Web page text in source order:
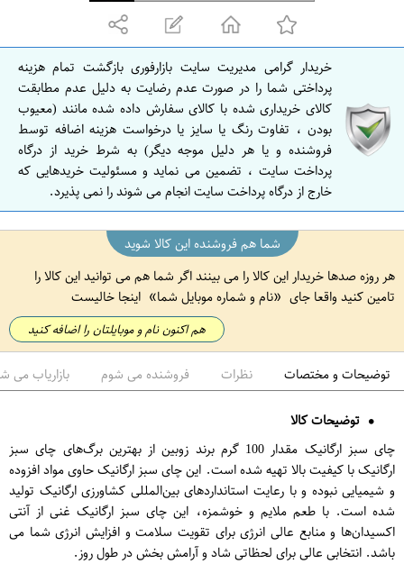
ه
ا
ص
ف
ه
ا
ن
خریدار گرامی مدیریت سایت بازارفوری بازگشت تمام هزینه
پرداختی شما را در صورت عدم رضایت به دلیل عدم مطابقت
کالای خریداری شده با کالای سفارش داده شده مانند (معیوب
بودن ، تفاوت رنگ یا سایز یا درخواست هزینه اضافه توسط
فروشنده و یا هر دلیل موجه دیگر) به شرط خرید از درگاه
پرداخت سایت ، تضمین می نماید و مسئولیت خریدهایی که
خارج از درگاه پرداخت سایت انجام می شوند را نمی پذیرد.
شما هم فروشنده این کالا شوید
هر روزه صدها خریدار این کالا را می بینند اگر شما هم می توانید این کالا را
تامین کنید واقعا جای
نام و شماره موبایل شما اینجا خالیست
هم اکنون نام و موبایلتان را اضافه کنید
توضیحات و مختصات نظرات فروشنده می شوم بازاریاب می
توضیحات کالا
چای سبز ارگانیک مقدار 100 گرم برند زوبین از بهترین برگ‌های چای سبز
ارگانیک با کیفیت بالا تهیه شده است. این چای سبز ارگانیک حاوی مواد افزوده
و شیمیایی نبوده و با رعایت استانداردهای بین‌المللی کشاورزی ارگانیک تولید
شده است. با طعم ملایم و خوشمزه، این چای سبز ارگانیک غنی از آنتی
اکسیدان‌ها و منابع عالی انرژی برای تقویت سلامت و افزایش انرژی شما می
باشد. انتخابی عالی برای لحظاتی شاد و آرامش بخش در طول روز.